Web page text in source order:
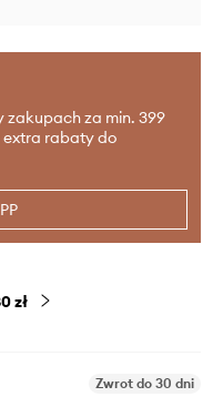
zakupach za min. 399
extra rabaty do
zł
Zwrot do 30 dni